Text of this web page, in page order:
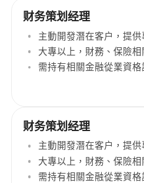
财务策划经理
主動開發潛在客户，提
大專以上，財務、保險
需持有相關金融從業資格
财务策划经理
主動開發潛在客户，提
大專以上，財務、保險
需持有相關金融從業資格